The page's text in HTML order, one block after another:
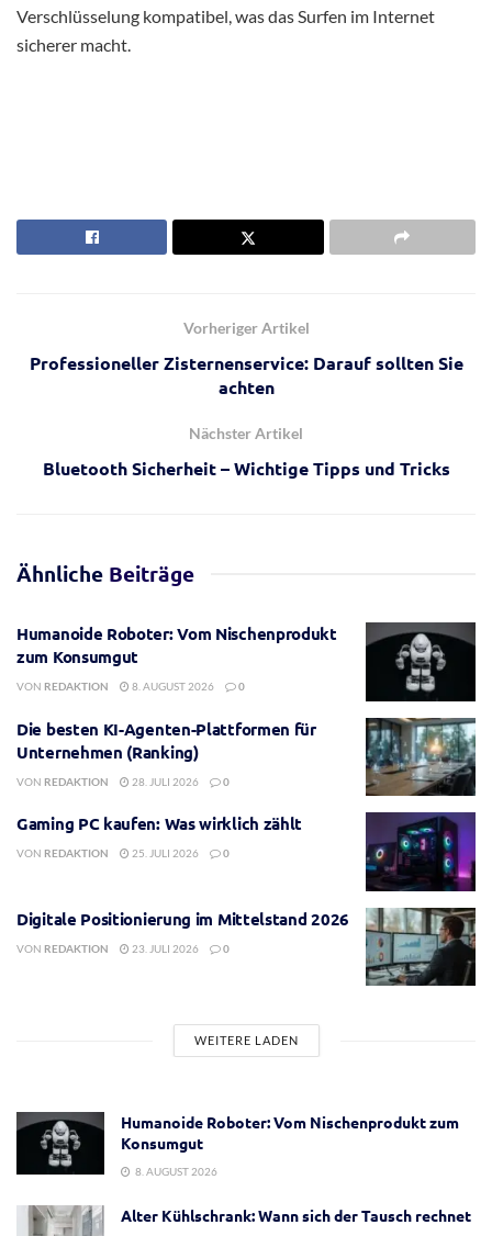
Verschlüsselung kompatibel, was das Surfen im Internet
sicherer macht.
Vorheriger Artikel
Professioneller Zisternenservice: Darauf sollten Sie
achten
Nächster Artikel
Bluetooth Sicherheit – Wichtige Tipps und Tricks
Ähnliche Beiträge
Humanoide Roboter: Vom Nischenprodukt
zum Konsumgut
VON REDAKTION 8. AUGUST 2026 0
Die besten KI-Agenten-Plattformen für
Unternehmen (Ranking)
VON REDAKTION 28. JULI 2026 0
Gaming PC kaufen: Was wirklich zählt
VON REDAKTION 25. JULI 2026 0
Digitale Positionierung im Mittelstand 2026
VON REDAKTION 23. JULI 2026 0
WEITERE LADEN
Humanoide Roboter: Vom Nischenprodukt zum
Konsumgut
8. AUGUST 2026
Alter Kühlschrank: Wann sich der Tausch rechnet